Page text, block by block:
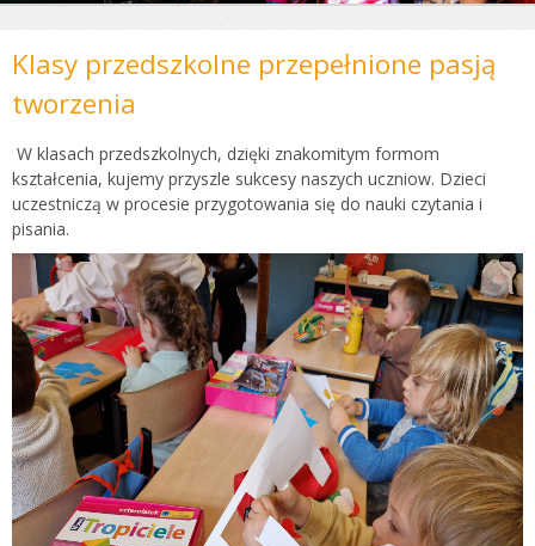
Klasy przedszkolne przepełnione pasją
tworzenia
W klasach przedszkolnych, dzięki znakomitym formom
kształcenia, kujemy przyszle sukcesy naszych uczniow. Dzieci
uczestniczą w procesie przygotowania się do nauki czytania i
pisania.